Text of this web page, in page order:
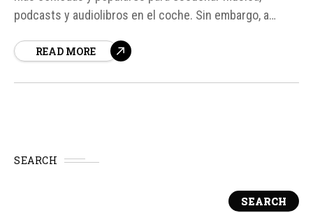
podcasts y audiolibros en el coche. Sin embargo, a
usuarios. Los problemas pueden variar, desde que la app
READ MORE
SEARCH
SEARCH